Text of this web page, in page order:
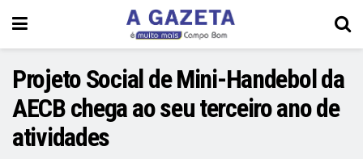
Projeto Social de Mini-Handebol da
AECB chega ao seu terceiro ano de
atividades